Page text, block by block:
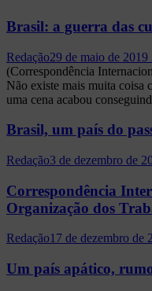
Brasil: a guerra das
Redação29 de maio de 2019
(Correspondência
Não existe mais muita coisa
uma cena acabou
Brasil, um país do
Redação3 de dezembro de
Correspondência
Organização dos
Redação17 de dezembro de
Um país apático,